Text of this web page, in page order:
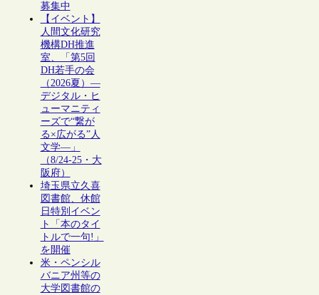
募集中
【イベント】
人間文化研究
機構DH推進
室、「第5回
DH若手の会
（2026夏）―
デジタル・ヒ
ューマニティ
ーズで“繋が
る×広がる”人
文学―」
（8/24-25・大
阪府）
埼玉県立久喜
図書館、休館
日特別イベン
ト「本のタイ
トルで一句!」
を開催
米・ペンシル
バニア州等の
大学図書館の